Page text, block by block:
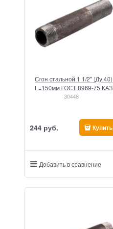
Сгон стальной 1 1/2" (Ду 40)
L=150мм ГОСТ 8969-75 КАЗ
30448
244 руб. Купить
Добавить в сравнение